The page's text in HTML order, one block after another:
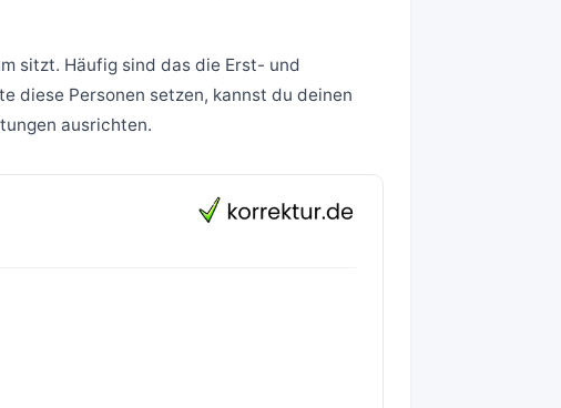
sitzt. Häufig sind das die Erst- und
diese Personen setzen, kannst du deinen
ausrichten.